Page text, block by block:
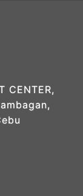
CENTER,